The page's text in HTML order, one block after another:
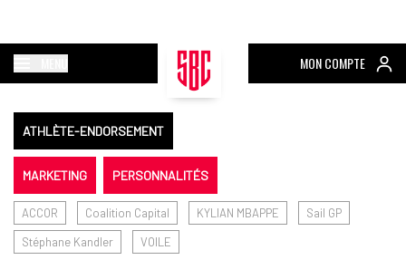
MON COMPTE
ATHLÈTE-ENDORSEMENT
MARKETING PERSONNALITÉS
ACCOR Coalition Capital KYLIAN MBAPPE
Sail GP
Stéphane Kandler
VOILE